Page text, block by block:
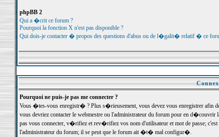
phpBB 2
Qui a �crit ce forum ?
Pourquoi la fonction X n'est pas disponible ?
Qui dois-je contacter � propos des questions d'abus ou de l�galit� relatif � ce
Pourquoi ne puis-je pas me connecter ?
Vous �tes-vous enregistr� ? Plus s�rieusement, vous devez vous enregistrer
vous devriez contacter le webmestre ou l'administrateur du forum pour en
pas vous connecter, v�rifiez et rev�rifiez vos nom d'utilisateur et mot de passe;
l'administrateur du forum; il se peut que le forum ait �t� mal configur�.